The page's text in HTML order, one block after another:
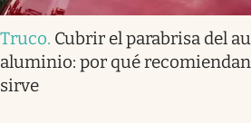
Truco. Cubrir el parabrisa del
aluminio: por qué
sirve